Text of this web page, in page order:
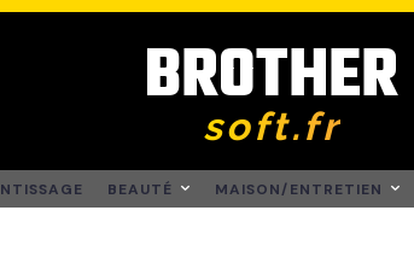
BROTHER
soft.fr
BEAUTÉ MAISON/ENTRETIEN